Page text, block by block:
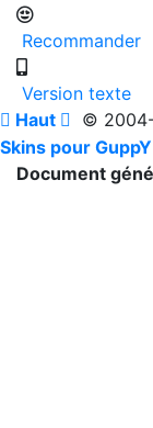
Recommander
Version texte
 Haut  ©
Skins pour
Document